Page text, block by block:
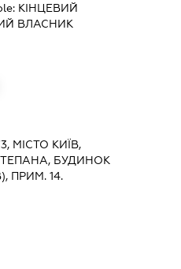
КІНЦЕВИЙ
ВЛАСНИК
МІСТО КИЇВ,
БУДИНОК
ПРИМ. 14.